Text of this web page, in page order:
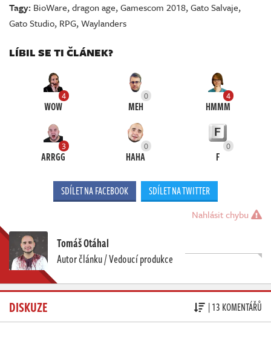
Tagy: BioWare,dragon age,Gamescom 2018,Gato Salvaje,
Gato Studio, RPG,Waylanders
LÍBIL SE TI ČLÁNEK?
4
WOW
0
MEH
4
HMMM
3
ARRGG
0
HAHA
0
F
SDÍLET NA FACEBOOK SDÍLET NA TWITTER
Nahlásit chybu
Tomáš Otáhal
Autor článku / Vedoucí produkce
DISKUZE | 13 KOMENTÁŘŮ